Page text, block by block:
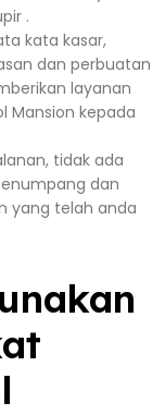
.
kata kasar,
dan perbuatan
layanan
Mansion kepada
tidak ada
dan
yang telah anda